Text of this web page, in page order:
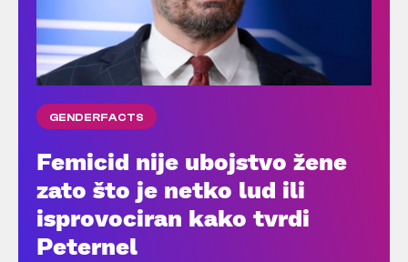
GENDERFACTS
Femicid nije ubojstvo žene
zato što je netko lud ili
isprovociran kako tvrdi
Peternel